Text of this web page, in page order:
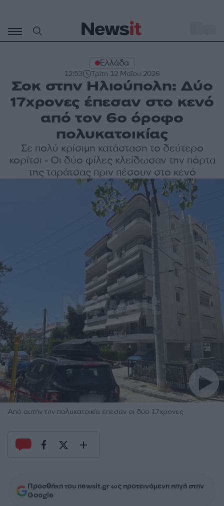
περιεχόμενο
Ελλάδα
12:53 Τρίτη 12 Μαΐου 2026
Σοκ στην Ηλιούπολη: Δύο
17χρονες έπεσαν στο κενό
από τον 6ο όροφο
πολυκατοικίας
Σε πολύ κρίσιμη κατάσταση το δεύτερο
κορίτσι - Οι δύο φίλες κλείδωσαν την πόρτα
της ταράτσας πριν πέσουν στο κενό
Από αυτήν την πολυκατοικία έπεσαν οι δύο 17χρονες
Προσθήκη του newsit.gr ως προτεινόμενη πηγή στην
Google